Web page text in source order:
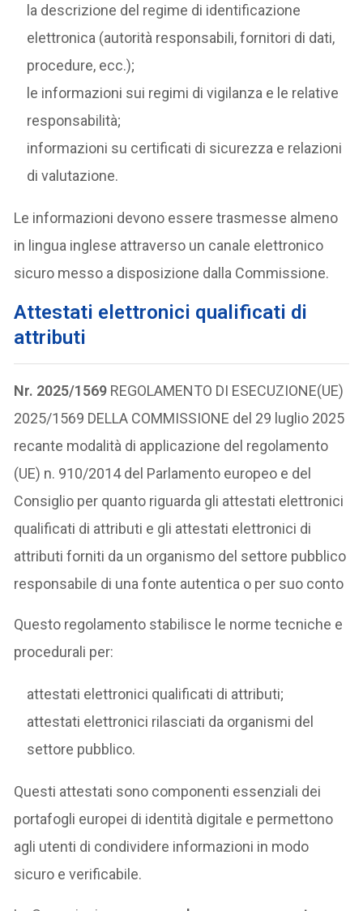
la descrizione del regime di identificazione
elettronica (autorità responsabili, fornitori di dati,
procedure, ecc.);
le informazioni sui regimi di vigilanza e le relative
responsabilità;
informazioni su certificati di sicurezza e relazioni
di valutazione.
Le informazioni devono essere trasmesse almeno
in lingua inglese attraverso un canale elettronico
sicuro messo a disposizione dalla Commissione.
Attestati elettronici qualificati di
attributi
Nr. 2025/1569 REGOLAMENTO DI ESECUZIONE(UE)
2025/1569 DELLA COMMISSIONE del 29 luglio 2025
recante modalità di applicazione del regolamento
(UE) n. 910/2014 del Parlamento europeo e del
Consiglio per quanto riguarda gli attestati elettronici
qualificati di attributi e gli attestati elettronici di
attributi forniti da un organismo del settore pubblico
responsabile di una fonte autentica o per suo conto
Questo regolamento stabilisce le norme tecniche e
procedurali per:
attestati elettronici qualificati di attributi;
attestati elettronici rilasciati da organismi del
settore pubblico.
Questi attestati sono componenti essenziali dei
portafogli europei di identità digitale e permettono
agli utenti di condividere informazioni in modo
sicuro e verificabile.